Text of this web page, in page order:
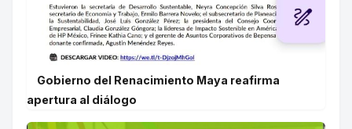
Gobierno del Renacimiento Maya reafirma
apertura al diálogo